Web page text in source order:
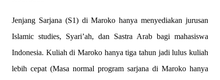
Jenjang Sarjana (S1) di Maroko hanya menyediakan jurusan
Islamic studies, Syari’ah, dan Sastra Arab bagi mahasiswa
Indonesia. Kuliah di Maroko hanya tiga tahun jadi lulus kuliah
lebih cepat (Masa normal program sarjana di Maroko hanya